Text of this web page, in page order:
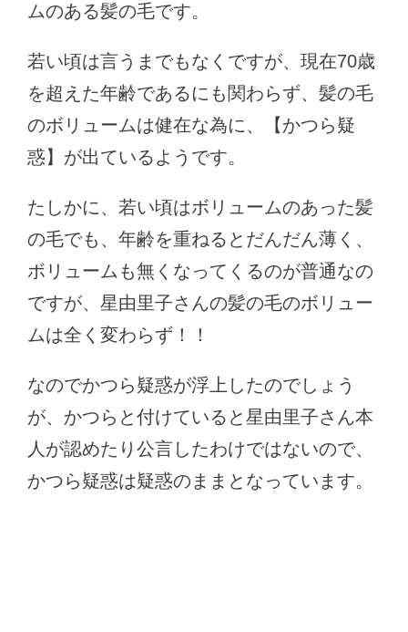
ムのある髪の毛です。
若い頃は言うまでもなくですが、現在70歳
を超えた年齢であるにも関わらず、髪の毛
のボリュームは健在な為に、【かつら疑
惑】が出ているようです。
たしかに、若い頃はボリュームのあった髪
の毛でも、年齢を重ねるとだんだん薄く、
ボリュームも無くなってくるのが普通なの
ですが、星由里子さんの髪の毛のボリュー
ムは全く変わらず！！
なのでかつら疑惑が浮上したのでしょう
が、かつらと付けていると星由里子さん本
人が認めたり公言したわけではないので、
かつら疑惑は疑惑のままとなっています。